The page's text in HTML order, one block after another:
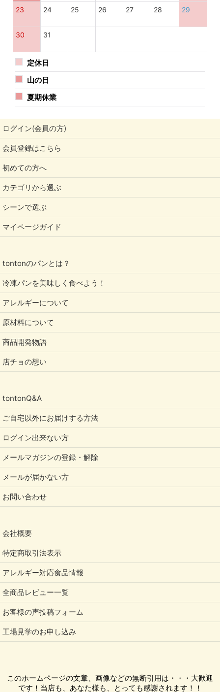
23 24 25 26 27 28 29
30 31
定休日
山の日
夏期休業
ログイン(会員の方)
会員登録はこちら
初めての方へ
カテゴリから選ぶ
シーンで選ぶ
マイページガイド
tontonのパンとは？
冷凍パンを美味しく食べよう！
アレルギーについて
原材料について
商品開発物語
店チョの想い
tontonQ&A
ご自宅以外にお届けする方法
ログイン出来ない方
メールマガジンの登録・解除
メールが届かない方
お問い合わせ
会社概要
特定商取引法表示
アレルギー対応食品情報
全商品レビュー一覧
お客様の声投稿フォーム
工場見学のお申し込み
このホームページの文章、画像などの無断引用は・・・大歓迎
です！当店も、あなた様も、とっても感謝されます！！